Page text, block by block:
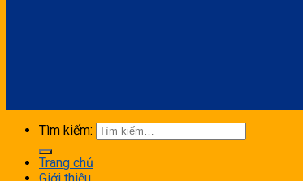
Tìm kiếm:
Trang chủ